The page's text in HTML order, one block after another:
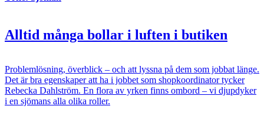
Alltid många bollar i luften i butiken
Problemlösning, överblick – och att lyssna på dem som jobbat länge.
Det är bra egenskaper att ha i jobbet som shopkoordinator tycker
Rebecka Dahlström. En flora av yrken finns ombord – vi djupdyker
i en sjömans alla olika roller.